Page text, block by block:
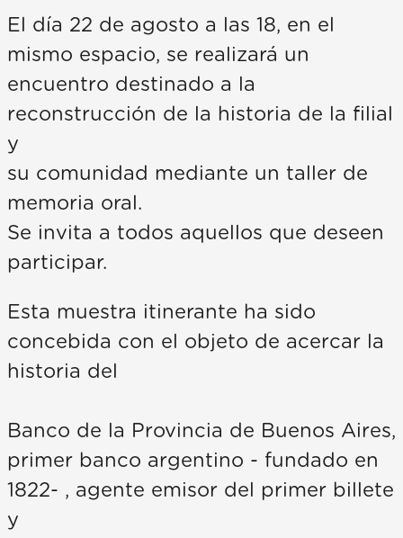
El día 22 de agosto a las 18, en el
mismo espacio, se realizará un
encuentro destinado a la
reconstrucción de la historia de la filial
y
su comunidad mediante un taller de
memoria oral.
Se invita a todos aquellos que deseen
participar.
Esta muestra itinerante ha sido
concebida con el objeto de acercar la
historia del
Banco de la Provincia de Buenos Aires,
primer banco argentino - fundado en
1822- , agente emisor del primer billete
y